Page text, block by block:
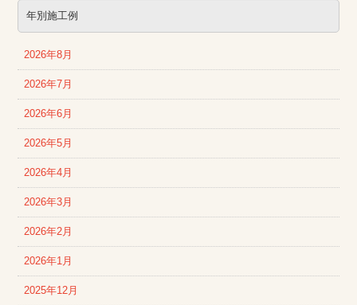
年別施工例
2026年8月
2026年7月
2026年6月
2026年5月
2026年4月
2026年3月
2026年2月
2026年1月
2025年12月